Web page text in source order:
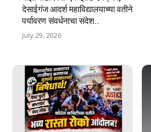
देसाईगंज आदर्श महाविद्यालयाच्या वतीने
पर्यावरण संवर्धनाचा संदेश..
July 29, 2026